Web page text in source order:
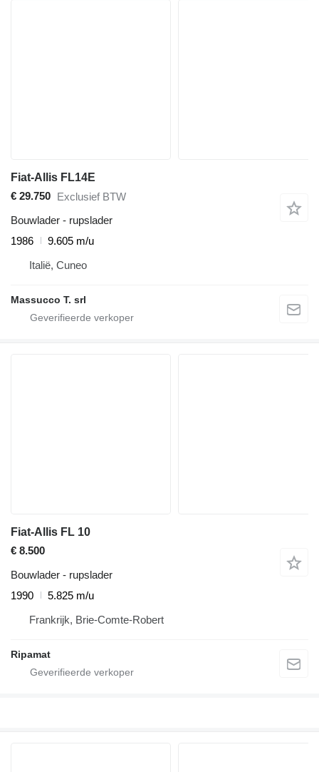
Fiat-Allis FL14E
€ 29.750 Exclusief BTW
Bouwlader - rupslader
1986
9.605 m/u
Italië, Cuneo
Massucco T. srl
Fiat-Allis FL 10
€ 8.500
Bouwlader - rupslader
1990
5.825 m/u
Frankrijk, Brie-Comte-Robert
Ripamat